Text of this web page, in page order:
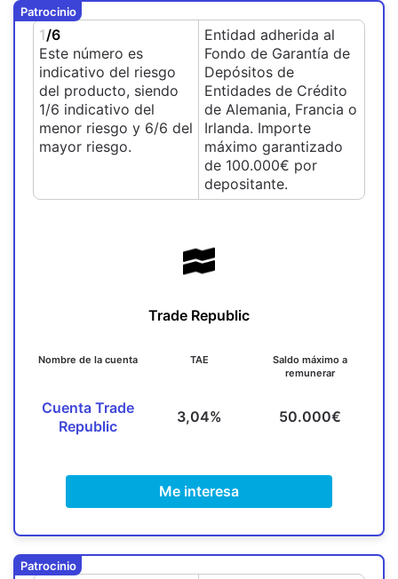
Patrocinio
1/6
Este número es
indicativo del riesgo
del producto, siendo
1/6 indicativo del
menor riesgo y 6/6 del
mayor riesgo.
Entidad adherida al
Fondo de Garantía de
Depósitos de
Entidades de Crédito
de Alemania, Francia o
Irlanda. Importe
máximo garantizado
de 100.000€ por
depositante.
Trade Republic
Nombre de la cuenta
Cuenta Trade
Republic
TAE
3,04%
Saldo máximo a
remunerar
50.000€
Me interesa
Patrocinio